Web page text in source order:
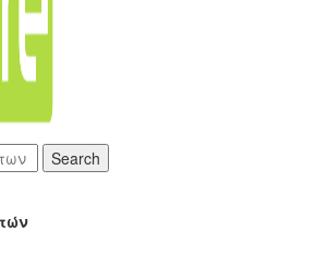
Search